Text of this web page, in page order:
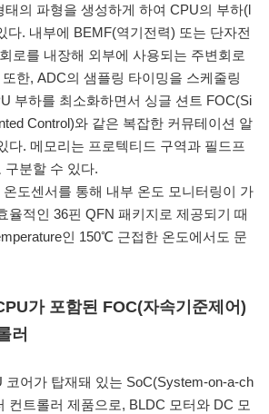
의 파형을 생성하게 하여 CPU의 부하(l
다. 내부에 BEMF(역기전력) 또는 단자전
로를 내장해 외부에 사용되는 주변회로
한, ADC의 샘플링 타이밍을 스케줄링
부하를 최소화하면서 싱글 션트 FOC(Si
Control)와 같은 복잡한 커뮤테이션 알
다. 메모리는 프로텍티드 구역과 필드프
구분할 수 있다.
도센서를 통해 내부 온도 모니터링이 가
율적인 36핀 QFN 패키지로 제공되기 때
인 150℃ 근접한 온도에서도 문
가 포함된 FOC(자속기준제어)
러
코어가 탑재돼 있는 SoC(System-on-a-ch
컨트롤러 제품으로, BLDC 모터와 DC 모